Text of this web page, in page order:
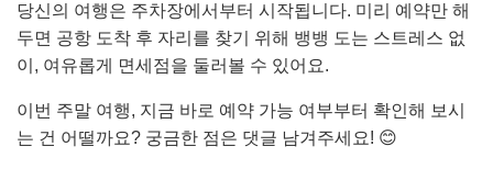
당신의 여행은 주차장에서부터 시작됩니다. 미리 예약만 해
두면 공항 도착 후 자리를 찾기 위해 뱅뱅 도는 스트레스 없
이, 여유롭게 면세점을 둘러볼 수 있어요.
이번 주말 여행, 지금 바로 예약 가능 여부부터 확인해 보시
는 건 어떨까요? 궁금한 점은 댓글 남겨주세요! 😊